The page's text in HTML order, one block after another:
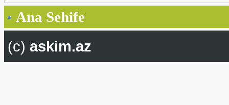
Ana Sehife
(c) askim.az